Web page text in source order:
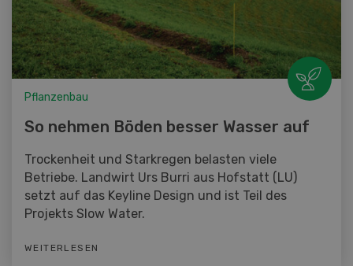
Pflanzenbau
So nehmen Böden besser Wasser auf
Trockenheit und Starkregen belasten viele
Betriebe. Landwirt Urs Burri aus Hofstatt (LU)
setzt auf das Keyline Design und ist Teil des
Projekts Slow Water.
WEITERLESEN